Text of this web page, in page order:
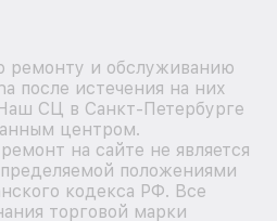
ремонту и обслуживанию
после истечения на них
СЦ в Санкт-Петербурге
центром.
на сайте не является
положениями
кодекса РФ. Все
торговой марки